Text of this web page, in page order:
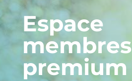
Espace
membres
premium